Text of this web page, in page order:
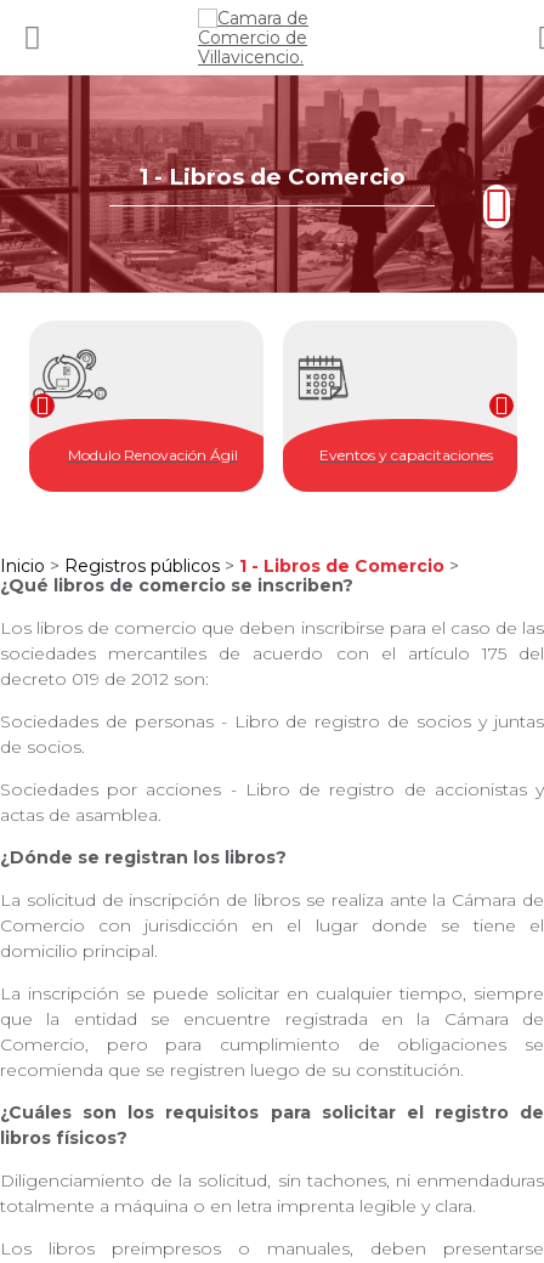
Modulo Renovación Ágil Eventos y capacitaciones
Inicio > Registros públicos > 1 - Libros de Comercio >
1 - Libros de Comercio
¿Qué libros de comercio se inscriben?
Los libros de comercio que deben inscribirse para el caso de las
sociedades mercantiles de acuerdo con el artículo 175 del
decreto 019 de 2012 son:
Sociedades de personas - Libro de registro de socios y juntas
de socios.
Sociedades por acciones - Libro de registro de accionistas y
actas de asamblea.
¿Dónde se registran los libros?
La solicitud de inscripción de libros se realiza ante la Cámara de
Comercio con jurisdicción en el lugar donde se tiene el
domicilio principal.
La inscripción se puede solicitar en cualquier tiempo, siempre
que la entidad se encuentre registrada en la Cámara de
Comercio, pero para cumplimiento de obligaciones se
recomienda que se registren luego de su constitución.
¿Cuáles son los requisitos para solicitar el registro de
libros físicos?
Diligenciamiento de la solicitud, sin tachones, ni enmendaduras
totalmente a máquina o en letra imprenta legible y clara.
Los libros preimpresos o manuales, deben presentarse